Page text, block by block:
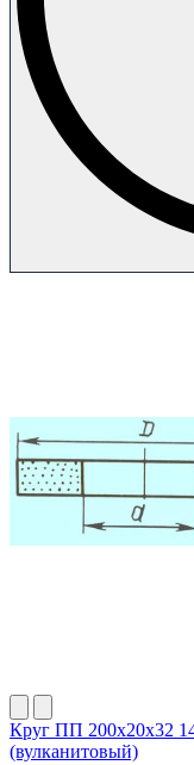
Круг ПП 200х20х32
(вулканитовый)